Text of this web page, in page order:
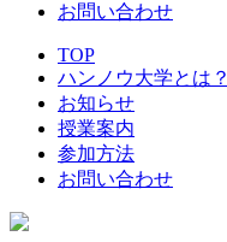
お問い合わせ
TOP
ハンノウ大学とは？
お知らせ
授業案内
参加方法
お問い合わせ